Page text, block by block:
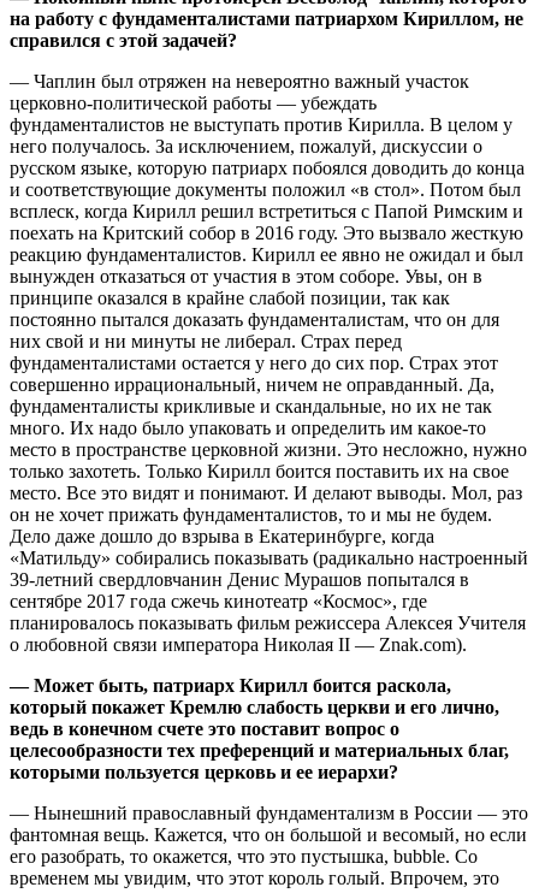
на работу с фундаменталистами патриархом Кириллом, не
справился с этой задачей?
— Чаплин был отряжен на невероятно важный участок
церковно-политической работы — убеждать
фундаменталистов не выступать против Кирилла. В целом у
него получалось. За исключением, пожалуй, дискуссии о
русском языке, которую патриарх побоялся доводить до конца
и соответствующие документы положил «в стол». Потом был
всплеск, когда Кирилл решил встретиться с Папой Римским и
поехать на Критский собор в 2016 году. Это вызвало жесткую
реакцию фундаменталистов. Кирилл ее явно не ожидал и был
вынужден отказаться от участия в этом соборе. Увы, он в
принципе оказался в крайне слабой позиции, так как
постоянно пытался доказать фундаменталистам, что он для
них свой и ни минуты не либерал. Страх перед
фундаменталистами остается у него до сих пор. Страх этот
совершенно иррациональный, ничем не оправданный. Да,
фундаменталисты крикливые и скандальные, но их не так
много. Их надо было упаковать и определить им какое-то
место в пространстве церковной жизни. Это несложно, нужно
только захотеть. Только Кирилл боится поставить их на свое
место. Все это видят и понимают. И делают выводы. Мол, раз
он не хочет прижать фундаменталистов, то и мы не будем.
Дело даже дошло до взрыва в Екатеринбурге, когда
«Матильду» собирались показывать (радикально настроенный
39-летний свердловчанин Денис Мурашов попытался в
сентябре 2017 года сжечь кинотеатр «Космос», где
планировалось показывать фильм режиссера Алексея Учителя
о любовной связи императора Николая II — Znak.com).
— Может быть, патриарх Кирилл боится раскола,
который покажет Кремлю слабость церкви и его лично,
ведь в конечном счете это поставит вопрос о
целесообразности тех преференций и материальных благ,
которыми пользуется церковь и ее иерархи?
— Нынешний православный фундаментализм в России — это
фантомная вещь. Кажется, что он большой и весомый, но если
его разобрать, то окажется, что это пустышка, bubble. Со
временем мы увидим, что этот король голый. Впрочем, это